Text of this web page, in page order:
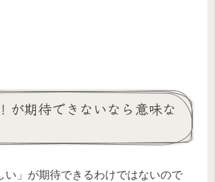
が期待できないなら意味な
い」が期待できるわけではないので